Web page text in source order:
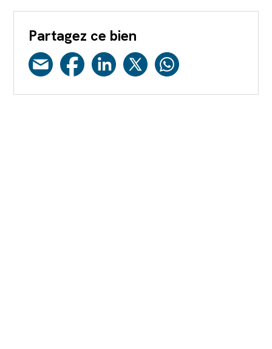
Partagez ce bien